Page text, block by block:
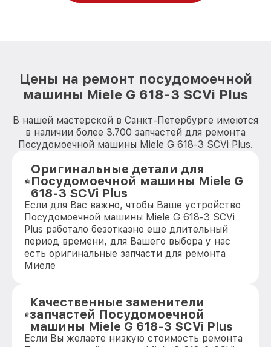
Цены на ремонт посудомоечной
машины Miele G 618-3 SCVi Plus
В нашей мастерской в Санкт-Петербурге имеются
в наличии более 3.700 запчастей для ремонта
Посудомоечной машины Miele G 618-3 SCVi Plus.
Оригинальные детали для
Посудомоечной машины Miele G
618-3 SCVi Plus
Если для Вас важно, чтобы Ваше устройство
Посудомоечной машины Miele G 618-3 SCVi
Plus работало безотказно еще длительный
период времени, для Вашего выбора у нас
есть оригинальные запчасти для ремонта
Миеле
Качественные заменители
запчастей Посудомоечной
машины Miele G 618-3 SCVi Plus
Если Вы желаете низкую стоимость ремонта